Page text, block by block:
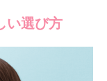
い選び方